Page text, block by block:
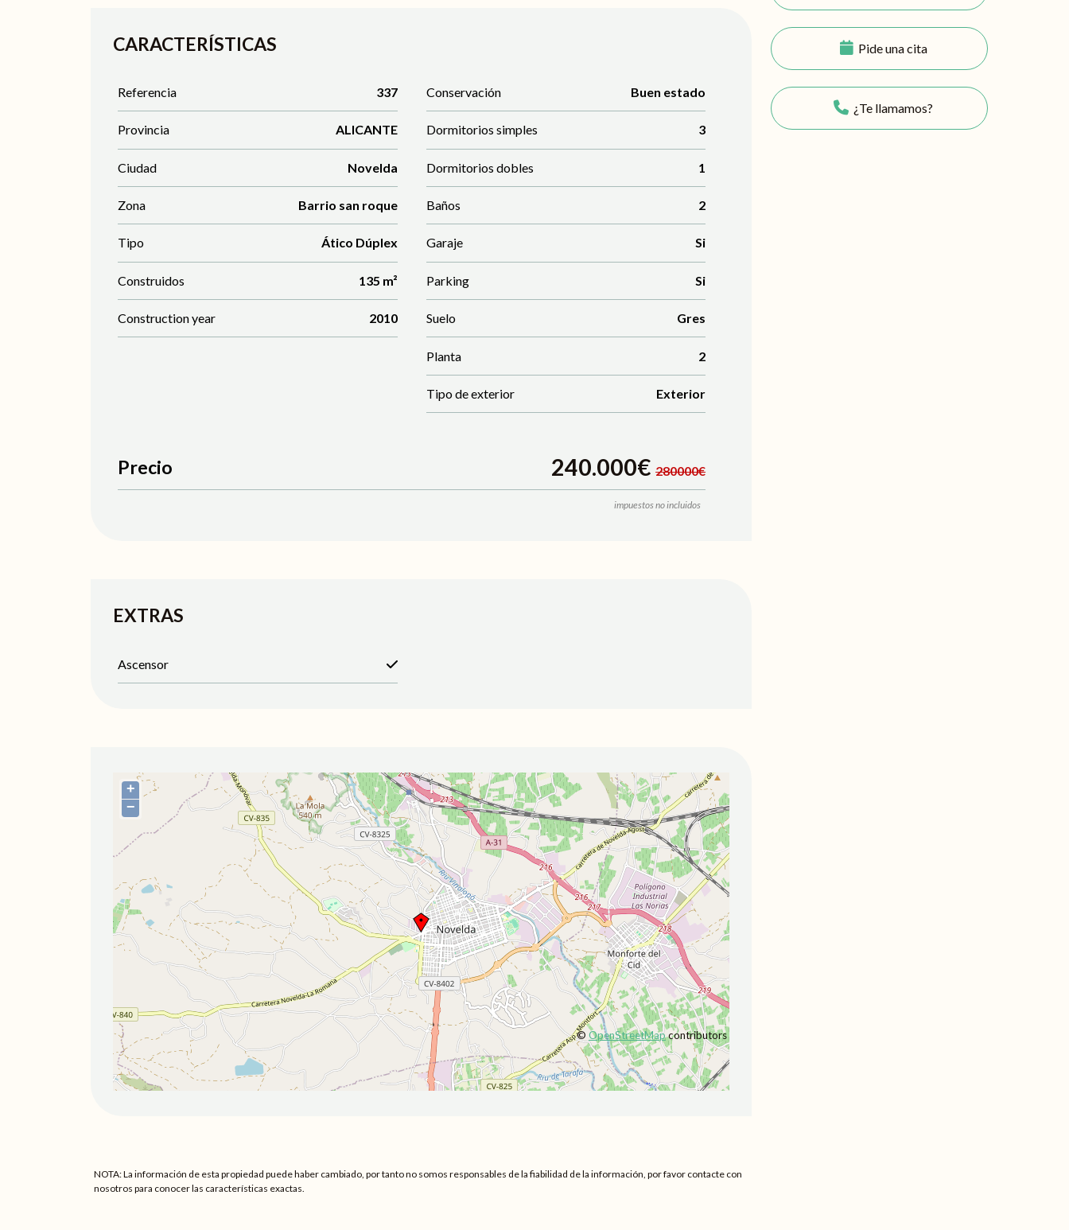
CARACTERÍSTICAS
Referencia 337
Provincia ALICANTE
Ciudad Novelda
Zona Barrio san roque
Tipo Ático Dúplex
Construidos 135 m²
Construction year 2010
Conservación Buen estado
Dormitorios simples 3
Dormitorios dobles 1
Baños 2
Garaje Si
Parking Si
Suelo Gres
Planta 2
Tipo de exterior Exterior
Precio 240.000€280000€
EXTRAS
Ascensor
+
−
© OpenStreetMapcontributors
Pide una cita
¿Te llamamos?
NOTA: La información de esta propiedad puede haber cambiado, por tanto no somos responsables de la fiabilidad de la información, por favor contacte con
nosotros para conocer las características exactas.